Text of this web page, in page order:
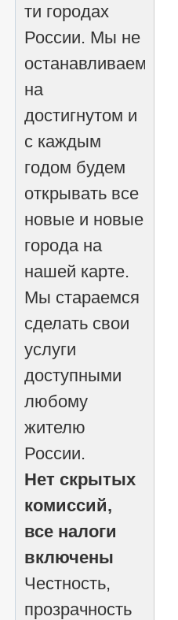
ти городах
России. Мы не
останавливаемся
на
достигнутом и
с каждым
годом будем
открывать все
новые и новые
города на
нашей карте.
Мы стараемся
сделать свои
услуги
доступными
любому
жителю
России.
Нет скрытых
комиссий,
все налоги
включены
Честность,
прозрачность